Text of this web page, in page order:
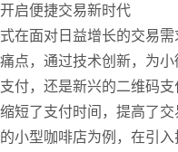
启便捷交易新时代
在面对日益增长的交易
点，通过技术创新，为
付，还是新兴的二维码
短了支付时间，提高了交
小型咖啡店为例，在引